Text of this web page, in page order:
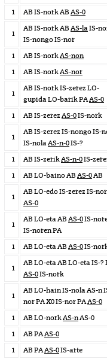
1
AB IS-nork AB AS-0
1
AB IS-nork AB AS-laIS-
IS-nongo IS-nor
1
AB IS-norkAS-non
1
AB IS-norkAS-nor
1
AB IS-nork IS-zerez LO-
gupida LO-barik PAAS-0
1
AB IS-zerez AS-0IS-nork
1
AB IS-zerez IS-nongo IS-
IS-nolaAS-n-0IS-?
1
AB IS-zerikAS-n-0IS-
1
AB LO-baino AB AS-0AB
1
AB LO-edo IS-zerez IS-nor
AS-0
1
AB LO-eta AB AS-0IS-
IS-noren PA
1
AB LO-eta AB AS-0IS-
1
AB LO-eta AB LO-eta IS-?
AS-0IS-nork
1
AB LO-hain IS-nola AS-n
nor PA X0 IS-nor PAAS-0
1
AB LO-norkAS-nAS-0
1
AB PAAS-0
1
AB PAAS-0IS-arte